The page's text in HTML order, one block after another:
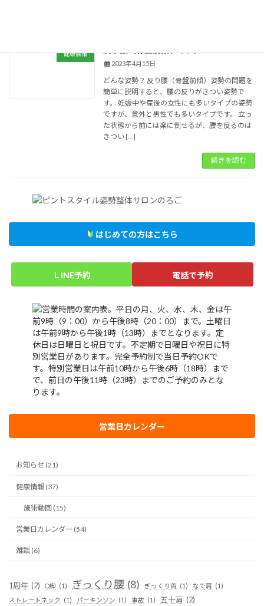
健康情報
2023年4月15日
どんな姿勢？ 反り腰（骨盤前傾）姿勢の問題を
簡単に説明すると、腰の反りがきつい姿勢で
す。 妊娠中や産後の女性にも多いタイプの姿勢
ですが、意外と男性でも多いタイプです。 立っ
た状態から前には楽に倒せるが、腰を反るのは
きつい […]
続きを読む
はじめての方はこちら
ＬINE予約 電話で予約
営業日カレンダー
お知らせ (21)
健康情報 (37)
施術動画 (15)
営業日カレンダー (54)
雑談 (6)
1周年 (2) O脚 (1) ぎっくり腰 (8) ぎっくり首 (1) なで肩 (1)
ストレートネック
(1) パーキンソン (1) 事故 (1) 五十肩 (2)